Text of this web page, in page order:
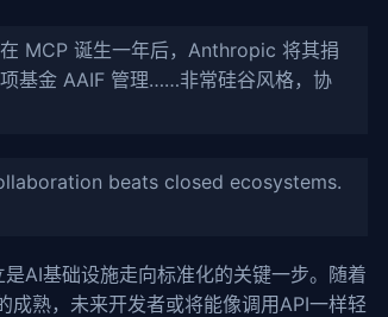
MCP 诞生一年后，Anthropic 将其捐
基金 AAIF 管理……非常硅谷风格，协
beats closed ecosystems.
AI基础设施走向标准化的关键一步。随着
成熟，未来开发者或将能像调用API一样轻